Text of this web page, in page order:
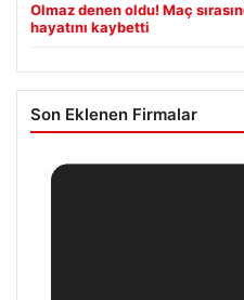
Olmaz denen oldu! Maç
hayatını kaybetti
Son Eklenen Firmalar